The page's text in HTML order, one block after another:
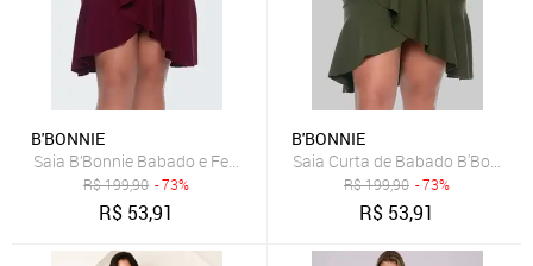
B'BONNIE
Saia B’Bonnie Babado e Fenda frontal Leonora Vinho
R$199,90 - 73%
R$ 53,91
B'BONNIE
Saia Curta de Babado B'Bonnie
R$199,90 - 73%
R$ 53,91